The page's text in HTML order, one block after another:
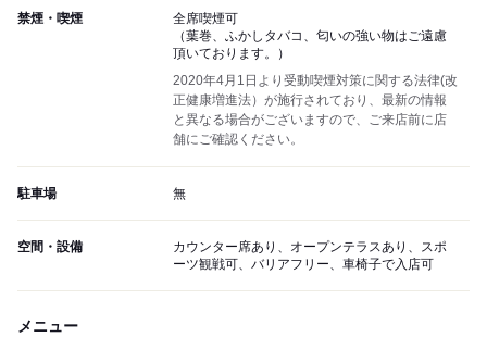
禁煙・喫煙
全席喫煙可
（葉巻、ふかしタバコ、匂いの強い物はご遠慮
頂いております。）
2020年4月1日より受動喫煙対策に関する法律(改
正健康増進法）が施行されており、最新の情報
と異なる場合がございますので、ご来店前に店
舗にご確認ください。
駐車場 無
空間・設備
カウンター席あり、オープンテラスあり、スポ
ーツ観戦可、バリアフリー、車椅子で入店可
メニュー